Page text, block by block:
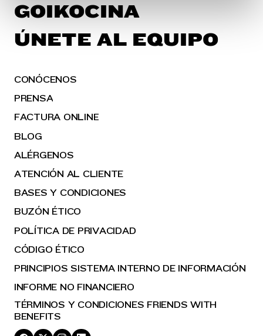
en laPolítica de Cookieste indicamos cómo hacerlo
en diferentes navegadores.
GOIKOCINA
ÚNETE AL EQUIPO
CONÓCENOS
PRENSA
FACTURA ONLINE
BLOG
ALÉRGENOS
ATENCIÓN AL CLIENTE
BASES Y CONDICIONES
BUZÓN ÉTICO
POLÍTICA DE PRIVACIDAD
CÓDIGO ÉTICO
PRINCIPIOS SISTEMA INTERNO DE INFORMACIÓN
INFORME NO FINANCIERO
TÉRMINOS Y CONDICIONES FRIENDS WITH
BENEFITS